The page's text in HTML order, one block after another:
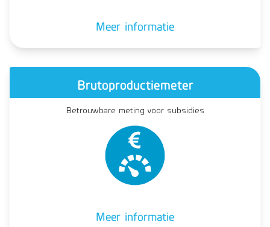
Meer informatie
Brutoproductiemeter
Betrouwbare meting voor subsidies
Meer informatie